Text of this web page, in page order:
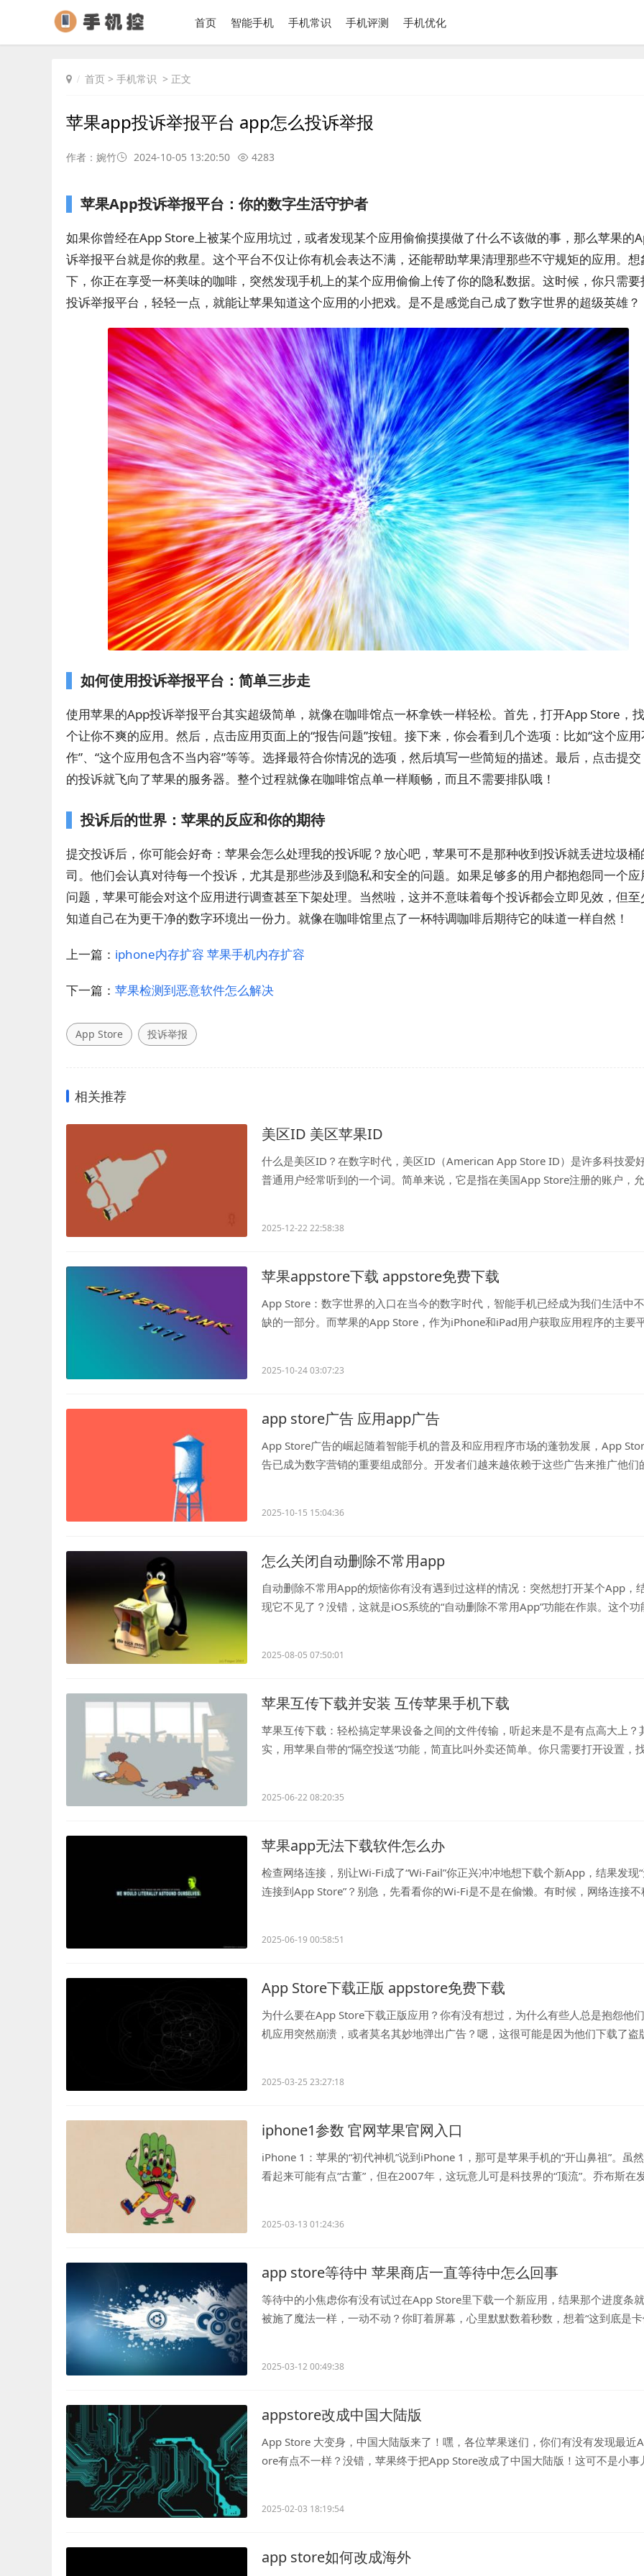
首页 智能手机 手机常识 手机评测 手机优化
首页 > 手机常识 > 正文
苹果app投诉举报平台 app怎么投诉举报
作者：婉竹 2024-10-05 13:20:50 4283
苹果App投诉举报平台：你的数字生活守护者
如果你曾经在App Store上被某个应用坑过，或者发现某个应用偷偷摸摸做了什么不该做的事，那么苹果的
诉举报平台就是你的救星。这个平台不仅让你有机会表达不满，还能帮助苹果清理那些不守规矩的应用。想
下，你正在享受一杯美味的咖啡，突然发现手机上的某个应用偷偷上传了你的隐私数据。这时候，你只需要
投诉举报平台，轻轻一点，就能让苹果知道这个应用的小把戏。是不是感觉自己成了数字世界的超级英雄？
如何使用投诉举报平台：简单三步走
使用苹果的App投诉举报平台其实超级简单，就像在咖啡馆点一杯拿铁一样轻松。首先，打开App Store，
个让你不爽的应用。然后，点击应用页面上的“报告问题”按钮。接下来，你会看到几个选项：比如“这个应用
作”、“这个应用包含不当内容”等等。选择最符合你情况的选项，然后填写一些简短的描述。最后，点击提
的投诉就飞向了苹果的服务器。整个过程就像在咖啡馆点单一样顺畅，而且不需要排队哦！
投诉后的世界：苹果的反应和你的期待
提交投诉后，你可能会好奇：苹果会怎么处理我的投诉呢？放心吧，苹果可不是那种收到投诉就丢进垃圾桶
司。他们会认真对待每一个投诉，尤其是那些涉及到隐私和安全的问题。如果足够多的用户都抱怨同一个应
问题，苹果可能会对这个应用进行调查甚至下架处理。当然啦，这并不意味着每个投诉都会立即见效，但至
知道自己在为更干净的数字环境出一份力。就像在咖啡馆里点了一杯特调咖啡后期待它的味道一样自然！
上一篇： iphone内存扩容 苹果手机内存扩容
下一篇： 苹果检测到恶意软件怎么解决
App Store 投诉举报
相关推荐
美区ID 美区苹果ID
什么是美区ID？在数字时代，美区ID（American App Store ID）是许多科技爱
普通用户经常听到的一个词。简单来说，它是指在美国App Store注册的账户，
2025-12-22 22:58:38
苹果appstore下载 appstore免费下载
App Store：数字世界的入口在当今的数字时代，智能手机已经成为我们生活中
缺的一部分。而苹果的App Store，作为iPhone和iPad用户获取应用程序的主要
2025-10-24 03:07:23
app store广告 应用app广告
App Store广告的崛起随着智能手机的普及和应用程序市场的蓬勃发展，App
告已成为数字营销的重要组成部分。开发者们越来越依赖于这些广告来推广他们
2025-10-15 15:04:36
怎么关闭自动删除不常用app
自动删除不常用App的烦恼你有没有遇到过这样的情况：突然想打开某个App，
现它不见了？没错，这就是iOS系统的“自动删除不常用App”功能在作祟。这个功
2025-08-05 07:50:01
苹果互传下载并安装 互传苹果手机下载
苹果互传下载：轻松搞定苹果设备之间的文件传输，听起来是不是有点高大上？
实，用苹果自带的“隔空投送”功能，简直比叫外卖还简单。你只需要打开设置，
2025-06-22 08:20:35
苹果app无法下载软件怎么办
检查网络连接，别让Wi-Fi成了“Wi-Fail”你正兴冲冲地想下载个新App，结果发现
连接到App Store”？别急，先看看你的Wi-Fi是不是在偷懒。有时候，网络连接不
2025-06-19 00:58:51
App Store下载正版 appstore免费下载
为什么要在App Store下载正版应用？你有没有想过，为什么有些人总是抱怨他
机应用突然崩溃，或者莫名其妙地弹出广告？嗯，这很可能是因为他们下载了盗
2025-03-25 23:27:18
iphone1参数 官网苹果官网入口
iPhone 1：苹果的“初代神机”说到iPhone 1，那可是苹果手机的“开山鼻祖”。虽
看起来可能有点“古董”，但在2007年，这玩意儿可是科技界的“顶流”。乔布斯在
2025-03-13 01:24:36
app store等待中 苹果商店一直等待中怎么回事
等待中的小焦虑你有没有试过在App Store里下载一个新应用，结果那个进度条
被施了魔法一样，一动不动？你盯着屏幕，心里默默数着秒数，想着“这到底是
2025-03-12 00:49:38
appstore改成中国大陆版
App Store 大变身，中国大陆版来了！嘿，各位苹果迷们，你们有没有发现最近
ore有点不一样？没错，苹果终于把App Store改成了中国大陆版！这可不是小事
2025-02-03 18:19:54
app store如何改成海外